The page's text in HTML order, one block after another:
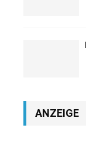
ANZEIGE